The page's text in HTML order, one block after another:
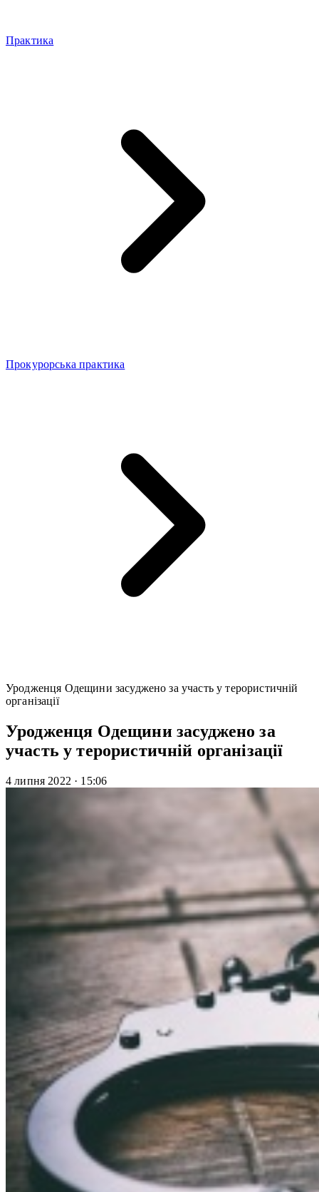
Практика
Прокурорська практика
Уродженця Одещини засуджено за участь у терористичній
організації
Уродженця Одещини засуджено за
участь у терористичній організації
4 липня 2022 · 15:06